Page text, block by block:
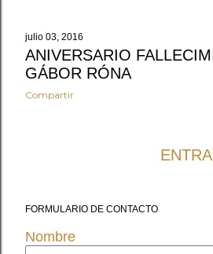
julio 03, 2016
ANIVERSARIO
GÁBOR RÓNA
Compartir
FORMULARIO DE CONTACTO
Nombre